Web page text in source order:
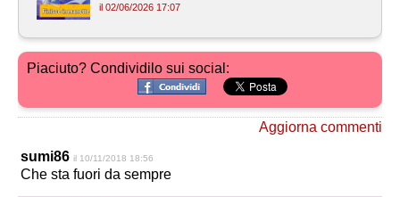
il 02/06/2026 17:07
Piaciuto? Condividilo sui social:
Aggiorna commenti
sumi86 il 10/11/2018 18:56
Che sta fuori da sempre